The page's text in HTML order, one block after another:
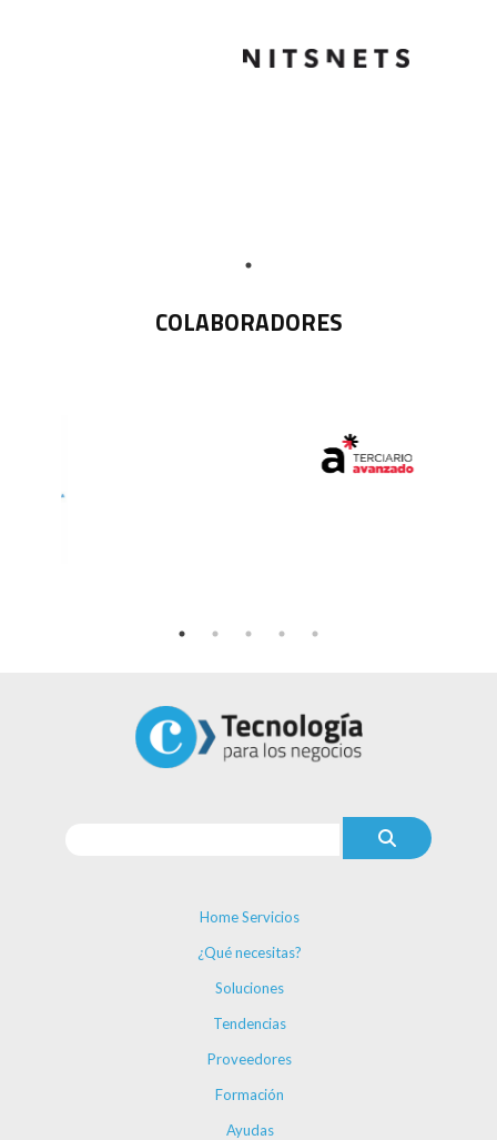
COLABORADORES
Home Servicios
¿Qué necesitas?
Soluciones
Tendencias
Proveedores
Formación
Ayudas